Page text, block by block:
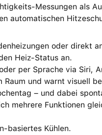
Messungen als
automatischen
oder direkt
Heiz-Status an.
per Sprache via Siri,
und warnt visuell
– und dabei
mehrere Funktionen
basiertes Kühlen.